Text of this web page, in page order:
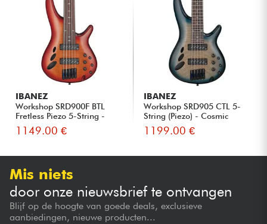
IBANEZ
Workshop SRD900F BTL
Fretless Piezo 5-String -
Bro...
1149.00 €
IBANEZ
Workshop SRD905 CTL 5-
String (Piezo) - Cosmic
Blue...
1199.00 €
Mis niets
door onze nieuwsbrief te ontvangen
Blijf op de hoogte van goede deals, exclusieve
aanbiedingen, nieuwe producten...